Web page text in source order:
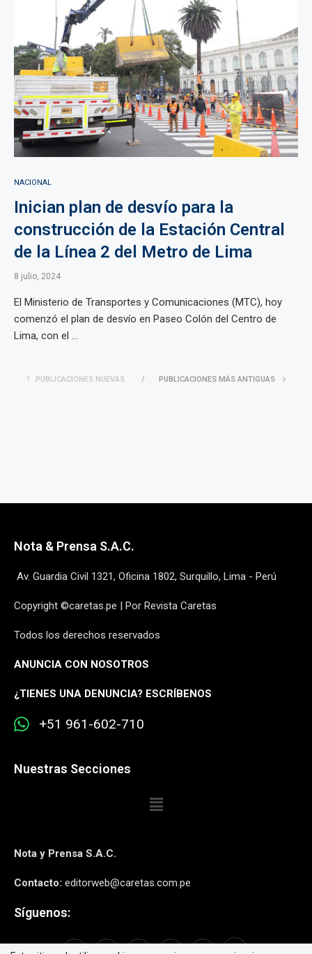
NACIONAL
Inician plan de desvío para la
construcción de la Estación Central
de la Línea 2 del Metro de Lima
8 julio, 2024
El Ministerio de Transportes y Comunicaciones (MTC), hoy
comenzó el plan de desvío en Paseo Colón del Centro de
Lima, con el ...
PUBLICACIONES NUEVAS PUBLICACIONES MÁS ANTIGUAS
Nota & Prensa S.A.C.
Av. Guardia Civil 1321, Oficina 1802, Surquillo, Lima - Perú
Copyright ©caretas.pe | Por Revista Caretas
Todos los derechos reservados
ANUNCIA CON NOSOTROS
¿TIENES UNA DENUNCIA? ESCRÍBENOS
+51 961-602-710
Nuestras Secciones
Nota y Prensa S.A.C.
Contacto: editorweb@caretas.com.pe
Síguenos: